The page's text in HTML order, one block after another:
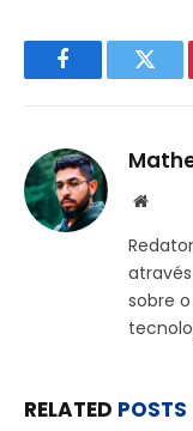
Facebook
Website
sobre
RELATED POSTS